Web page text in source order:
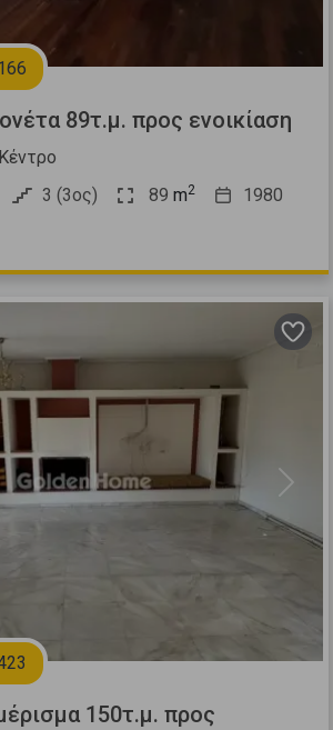
89τ.μ. προς ενοικίαση
3 (3ος) 89 m2 1980
Next
150τ.μ. προς